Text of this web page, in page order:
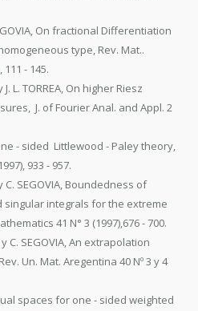
On fractional Differentiation
type, Rev. Mat..
- 145.
J. L. TORREA, On higher Riesz
J. of Fourier Anal. and Appl. 2
- sided Littlewood - Paley theory,
933 - 957.
y C. SEGOVIA, Boundedness of
integrals for the extreme
41 N° 3 (1997),676 - 700.
y C. SEGOVIA, An extrapolation
Un. Mat. Aregentina 40 Nº 3 y 4
spaces for one - sided weighted